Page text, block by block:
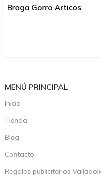
Braga Gorro Articos
MENÚ PRINCIPAL
Inicio
Tienda
Blog
Contacto
Regalos publicitarios